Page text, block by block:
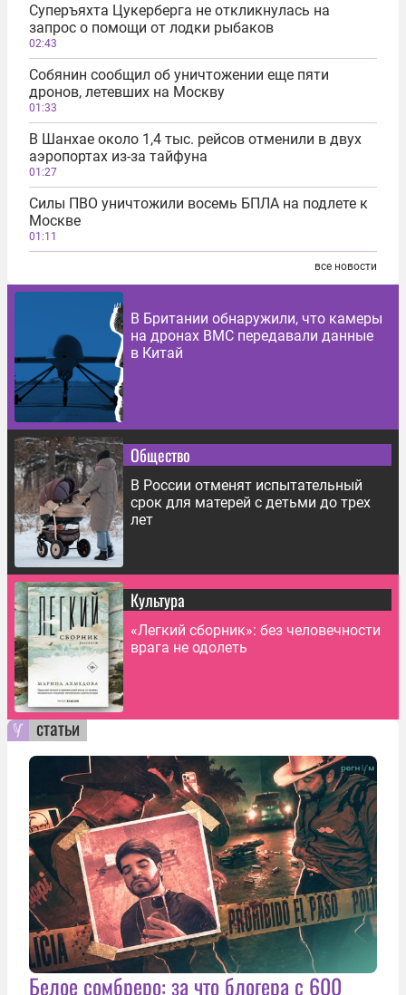
Суперъяхта Цукерберга не откликнулась на
запрос о помощи от лодки рыбаков
02:43
Собянин сообщил об уничтожении еще пяти
дронов, летевших на Москву
01:33
В Шанхае около 1,4 тыс. рейсов отменили в двух
аэропортах из-за тайфуна
01:27
Силы ПВО уничтожили восемь БПЛА на подлете к
Москве
01:11
все новости
В Британии обнаружили, что камеры
на дронах ВМС передавали данные
в Китай
Общество
В России отменят испытательный
срок для матерей с детьми до трех
лет
Культура
«Легкий сборник»: без человечности
врага не одолеть
статьи
Белое сомбреро: за что блогера с 600